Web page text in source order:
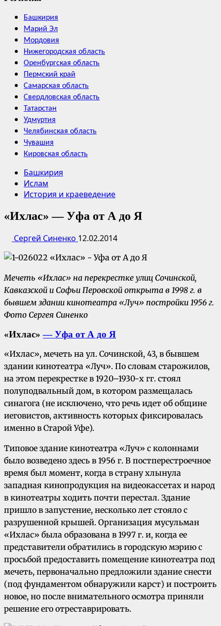
Башкирия
Марий Эл
Мордовия
Нижегородская область
Оренбургская область
Пермский край
Самарская область
Свердловская область
Татарстан
Удмуртия
Челябинская область
Чувашия
Кировская область
Башкирия
Ислам
История и краеведение
«Ихлас» — Уфа от А до Я
Сергей Синенко 12.02.2014
Мечеть «Ихлас» на перекрестке улиц Сочинской,
Кавказской и Софьи Перовской открыта в 1998 г. в
бывшем здании кинотеатра «Луч» постройки 1956 г.
Фото Сергея Синенко
«Ихлас»— Уфа от А до Я
«Ихлас», мечеть на ул. Сочинской, 43, в бывшем
здании кинотеатра «Луч». По словам старожилов,
на этом перекрестке в 1920–1930-х гг. стоял
полуподвальный дом, в котором размещалась
синагога (не исключено, что речь идет об общине
иеговистов, активность которых фиксировалась
именно в Старой Уфе).
Типовое здание кинотеатра «Луч» с колоннами
было возведено здесь в 1956 г. В постперестроечное
время был момент, когда в страну хлынула
западная кинопродукция на видеокассетах и народ
в кинотеатры ходить почти перестал. Здание
пришло в запустение, несколько лет стояло с
разрушенной крышей. Организация мусульман
«Ихлас» была образована в 1997 г. и, когда ее
представители обратились в городскую мэрию с
просьбой предоставить помещение кинотеатра под
мечеть, первоначально предложили здание снести
(под фундаментом обнаружили карст) и построить
новое, но после внимательного осмотра приняли
решение его отреставрировать.